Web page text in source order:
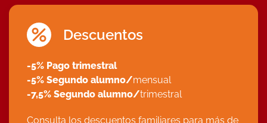
Descuentos
-5% Pago trimestral
-5% Segundo alumno/mensual
-7,5% Segundo alumno/trimestral
Consulta los descuentos familiares para más de